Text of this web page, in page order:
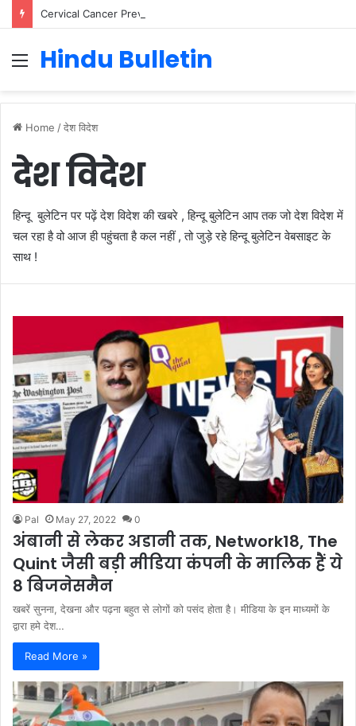
Menu
Hindu Bulletin
Home /देश विदेश
देश विदेश
हिन्दू बुलेटिन पर पढ़ें देश विदेश की खबरे , हिन्दू बुलेटिन आप तक जो देश विदेश में
चल रहा है वो आज ही पहुंचता है कल नहीं , तो जुड़े रहे हिन्दू बुलेटिन वेबसाइट के
साथ !
Pal May 27, 2022 0
अंबानी से लेकर अडानी तक, Network18, The
Quint जैसी बड़ी मीडिया कंपनी के मालिक हैं ये
8 बिजनेसमैन
खबरें सुनना, देखना और पढ़ना बहुत से लोगों को पसंद होता है। मीडिया के इन माध्यमों के
द्वारा हमे देश…
Read More »